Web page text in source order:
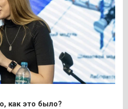
как это было?